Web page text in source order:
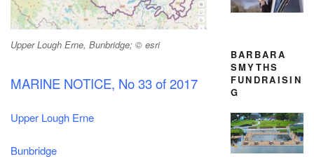
Upper Lough Erne, Bunbridge; © esri
MARINE NOTICE, No 33 of 2017
Upper Lough Erne
Bunbridge
BARBARA
SMYTHS
FUNDRAISIN
G